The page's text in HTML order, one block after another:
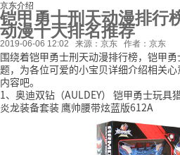
京东介绍
铠甲勇士刑天动漫排行
动漫十大排名推荐
2019-06-06 12:02 来源：京东 作者：京东
围绕着铠甲勇士刑天动漫排行榜，铠甲
题，为各位可爱的小宝贝详细介绍相关
内容吧。
1、奥迪双钻（AULDEY） 铠甲勇士玩具
炎龙装备套装 鹰帅腰带炫蓝版612A